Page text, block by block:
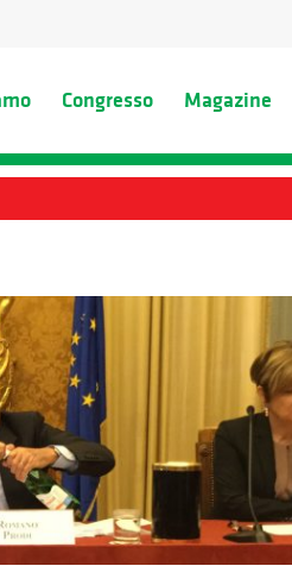
Congresso Magazine